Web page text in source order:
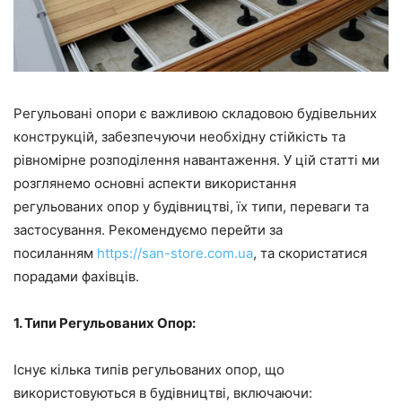
Регульовані опори є важливою складовою будівельних
конструкцій, забезпечуючи необхідну стійкість та
рівномірне розподілення навантаження. У цій статті ми
розглянемо основні аспекти використання
регульованих опор у будівництві, їх типи, переваги та
застосування. Рекомендуємо перейти за
посиланням https://san-store.com.ua, та скористатися
порадами фахівців.
1. Типи Регульованих Опор:
Існує кілька типів регульованих опор, що
використовуються в будівництві, включаючи: